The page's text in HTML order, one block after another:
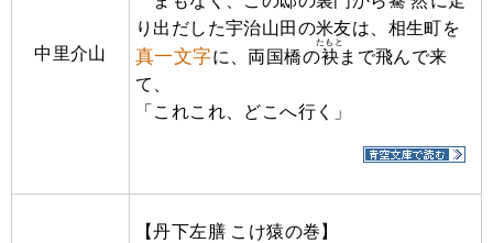
中里介山
り出だした宇治山田の米友は、相生町を
真一文字に、両国橋の袂
たもと
まで飛んで来
て、
「これこれ、どこへ行く」
【丹下左膳 こけ猿の巻】